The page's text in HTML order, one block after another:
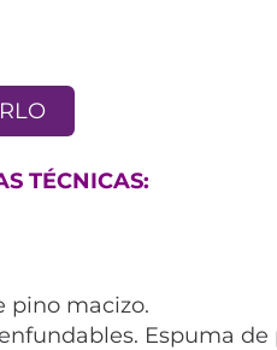
TÉCNICAS:
pino macizo.
Espuma